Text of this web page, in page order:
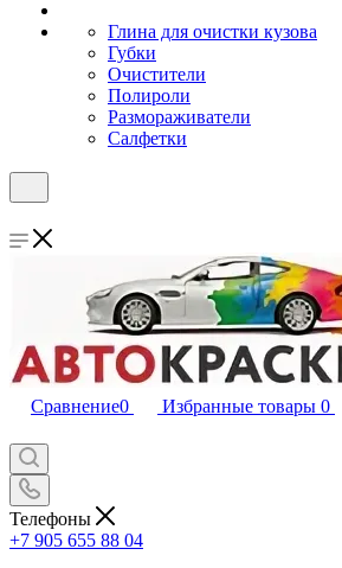
Глина для очистки кузова
Губки
Очистители
Полироли
Размораживатели
Салфетки
Сравнение0 Избранные товары 0
Телефоны
+7 905 655 88 04